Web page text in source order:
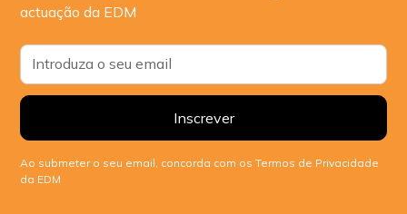
actuação da EDM
Ao submeter o seu email, concorda com os Termos de Privacidade
da EDM